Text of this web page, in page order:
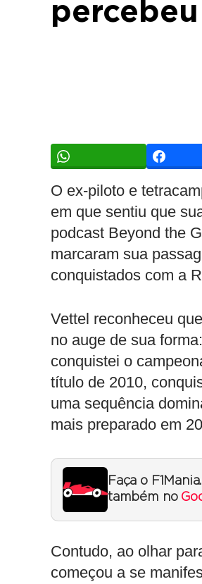
O ex-piloto e
em que sentiu que
podcast Beyond the
marcaram sua
conquistados com a
Vettel reconheceu
no auge de sua
conquistei o
título de 2010,
uma sequência
mais preparado em
Faça o
também no
Contudo, ao olhar
começou a se